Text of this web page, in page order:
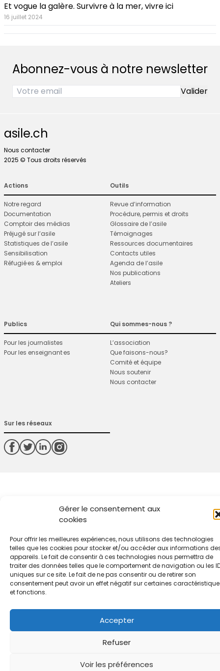
Gérer le consentement aux
cookies
Pour offrir les meilleures expériences, nous utilisons des technologies
telles que les cookies pour stocker et/ou accéder aux informations
appareils. Le fait de consentir à ces technologies nous permettra de
traiter des données telles que le comportement de navigation ou les
uniques sur ce site. Le fait de ne pas consentir ou de retirer son
consentement peut avoir un effet négatif sur certaines
et fonctions.
Accepter
Refuser
Voir les préférences
Et vogue la galère. Survivre à la mer, vivre ici
16 juillet 2024
Abonnez-vous à notre newsletter
asile.ch
Nous contacter
2025 © Tous droits réservés
Actions
Notre regard
Documentation
Comptoir des médias
Préjugé sur l’asile
Statistiques de l’asile
Sensibilisation
Réfugié·es & emploi
Outils
Revue d’information
Procédure, permis et droits
Glossaire de l’asile
Témoignages
Ressources documentaires
Contacts utiles
Agenda de l’asile
Nos publications
Ateliers
Publics
Pour les journalistes
Pour les enseignant·es
Qui sommes-nous ?
L’association
Que faisons-nous?
Comité et équipe
Nous soutenir
Nous contacter
Sur les réseaux